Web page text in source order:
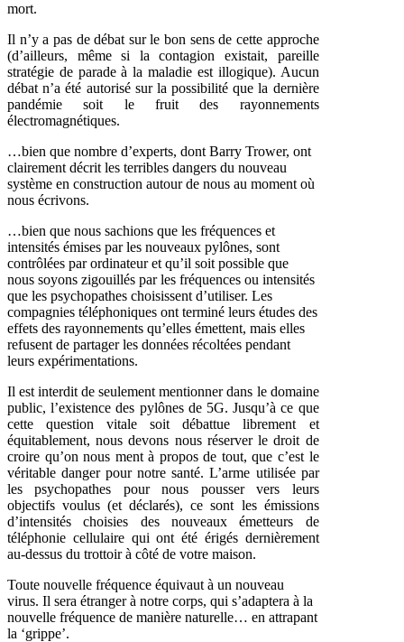
mort.
Il n’y a pas de débat sur le bon sens de cette approche
(d’ailleurs, même si la contagion existait, pareille
stratégie de parade à la maladie est illogique). Aucun
débat n’a été autorisé sur la possibilité que la dernière
pandémie soit le fruit des rayonnements
électromagnétiques.
…bien que nombre d’experts, dont Barry Trower, ont
clairement décrit les terribles dangers du nouveau
système en construction autour de nous au moment où
nous écrivons.
…bien que nous sachions que les fréquences et
intensités émises par les nouveaux pylônes, sont
contrôlées par ordinateur et qu’il soit possible que
nous soyons zigouillés par les fréquences ou intensités
que les psychopathes choisissent d’utiliser. Les
compagnies téléphoniques ont terminé leurs études des
effets des rayonnements qu’elles émettent, mais elles
refusent de partager les données récoltées pendant
leurs expérimentations.
Il est interdit de seulement mentionner dans le domaine
public, l’existence des pylônes de 5G. Jusqu’à ce que
cette question vitale soit débattue librement et
équitablement, nous devons nous réserver le droit de
croire qu’on nous ment à propos de tout, que c’est le
véritable danger pour notre santé. L’arme utilisée par
les psychopathes pour nous pousser vers leurs
objectifs voulus (et déclarés), ce sont les émissions
d’intensités choisies des nouveaux émetteurs de
téléphonie cellulaire qui ont été érigés dernièrement
au-dessus du trottoir à côté de votre maison.
Toute nouvelle fréquence équivaut à un nouveau
virus. Il sera étranger à notre corps, qui s’adaptera à la
nouvelle fréquence de manière naturelle… en attrapant
la ‘grippe’.